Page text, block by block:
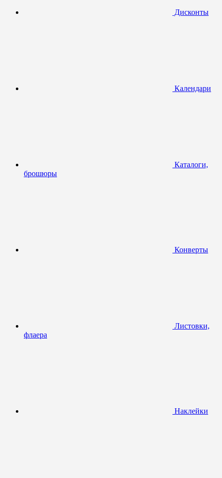
Дисконты
Календари
Каталоги,
брошюры
Конверты
Листовки,
флаера
Наклейки